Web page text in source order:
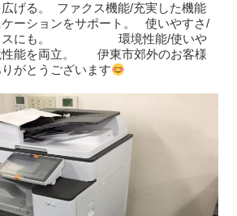
げる。 ファクス機能/充実した機能
ーションをサポート。 使いやすさ/
ィスにも。 環境性能/使いや
性能を両立。 伊東市郊外のお客様
がとうございます